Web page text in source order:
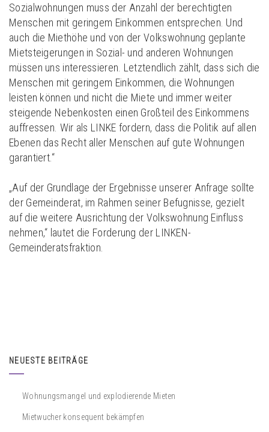
Sozialwohnungen muss der Anzahl der berechtigten
Menschen mit geringem Einkommen entsprechen. Und
auch die Miethöhe und von der Volkswohnung geplante
Mietsteigerungen in Sozial- und anderen Wohnungen
müssen uns interessieren. Letztendlich zählt, dass sich die
Menschen mit geringem Einkommen, die Wohnungen
leisten können und nicht die Miete und immer weiter
steigende Nebenkosten einen Großteil des Einkommens
auffressen. Wir als LINKE fordern, dass die Politik auf allen
Ebenen das Recht aller Menschen auf gute Wohnungen
garantiert.“
„Auf der Grundlage der Ergebnisse unserer Anfrage sollte
der Gemeinderat, im Rahmen seiner Befugnisse, gezielt
auf die weitere Ausrichtung der Volkswohnung Einfluss
nehmen,“ lautet die Forderung der LINKEN-
Gemeinderatsfraktion.
NEUESTE BEITRÄGE
Wohnungsmangel und explodierende Mieten
Mietwucher konsequent bekämpfen